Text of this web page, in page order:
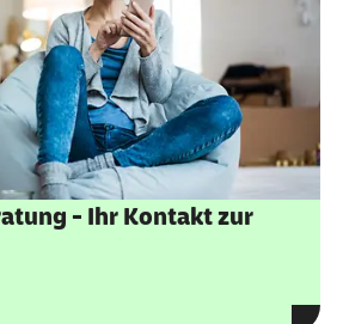
- Ihr Kontakt zur